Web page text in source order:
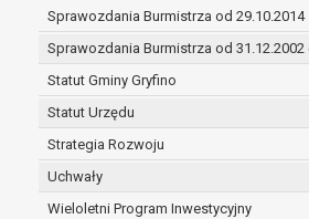
Sprawozdania Burmistrza od 29.10.2014
Sprawozdania Burmistrza od 31.12.2002
Statut Gminy Gryfino
Statut Urzędu
Strategia Rozwoju
Uchwały
Wieloletni Program Inwestycyjny
sprawowania władzy
powierzonej
w pozostałych
przetwarzane są
wcześniej udzielonej
określonym w treści zgody.
W związku z przetwarzaniem
wskazanym w pkt. 3, dane
udostępniane innym